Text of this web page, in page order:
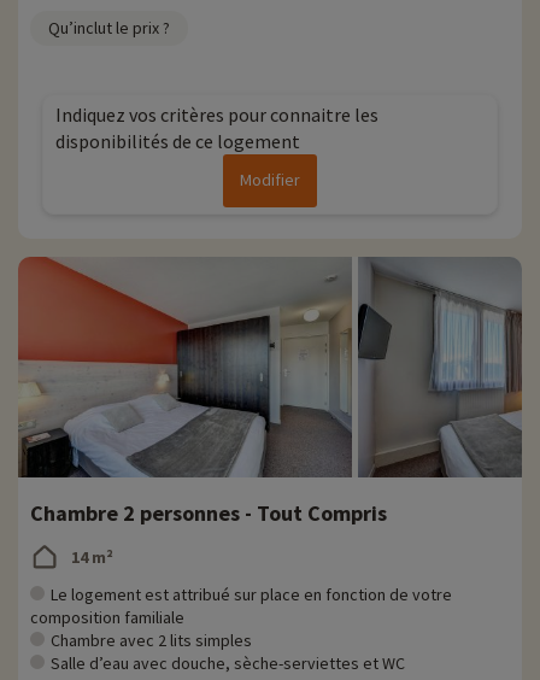
Qu’inclut le prix ?
Indiquez vos critères pour connaitre les
disponibilités de ce logement
Modifier
Chambre 2 personnes - Tout Compris
14 m²
Le logement est attribué sur place en fonction de votre
composition familiale
Chambre avec 2 lits simples
Salle d’eau avec douche, sèche-serviettes et WC